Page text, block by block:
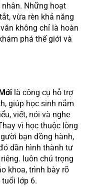
Những hoạt
vừa rèn khả năng
không chỉ là hoàn
phá thế giới và
là công cụ hỗ trợ
giúp học sinh nắm
viết, nói và nghe
vì học thuộc lòng
bạn đồng hành,
dần hình thành tư
luôn chú trọng
khoa, trình bày rõ
tuổi lớp 6.